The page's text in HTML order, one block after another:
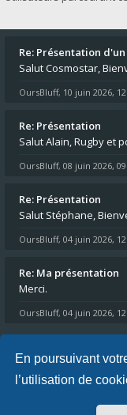
En poursuivant
l’utilisation de
Re: Présentation
OursBluff, 10 juin 2026,
Re: Présentation
OursBluff, 08 juin 2026,
Re: Présentation
OursBluff, 04 juin 2026,
Re: Ma présentation
Merci.
OursBluff, 04 juin 2026,